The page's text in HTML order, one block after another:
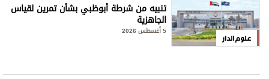
علوم الدار
تنبيه من شرطة أبوظبي بشأن تمرين لقياس
الجاهزية
5 أغسطس 2026